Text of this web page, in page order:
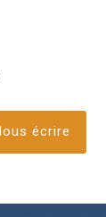
écrire